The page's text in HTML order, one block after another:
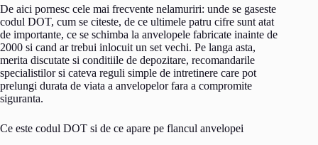
De aici pornesc cele mai frecvente nelamuriri: unde se gaseste
codul DOT, cum se citeste, de ce ultimele patru cifre sunt atat
de importante, ce se schimba la anvelopele fabricate inainte de
2000 si cand ar trebui inlocuit un set vechi. Pe langa asta,
merita discutate si conditiile de depozitare, recomandarile
specialistilor si cateva reguli simple de intretinere care pot
prelungi durata de viata a anvelopelor fara a compromite
siguranta.
Ce este codul DOT si de ce apare pe flancul anvelopei